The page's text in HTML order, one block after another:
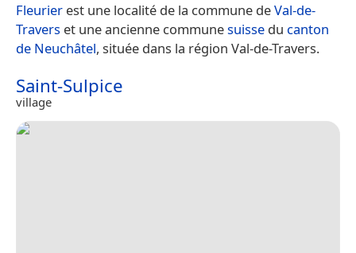
Fleurier est une localité de la commune deVal-de-
Travers et une ancienne communesuisse du canton
de Neuchâtel, située dans la région Val-de-Travers.
Saint-Sulpice
village